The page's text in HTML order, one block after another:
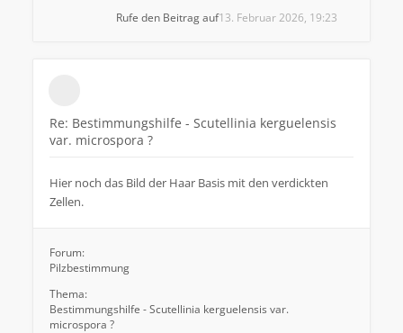
13. Februar 2026, 19:23
Rufe den Beitrag auf
Re: Bestimmungshilfe - Scutellinia kerguelensis
var. microspora ?
Hier noch das Bild der Haar Basis mit den verdickten
Zellen.
Forum:
Pilzbestimmung
Thema:
Bestimmungshilfe - Scutellinia kerguelensis var.
microspora ?